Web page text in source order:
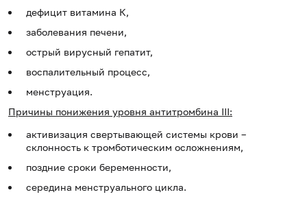
дефицит витамина К,
заболевания печени,
острый вирусный гепатит,
воспалительный процесс,
менструация.
Причины понижения уровня антитромбина III:
активизация свертывающей системы крови –
склонность к тромботическим осложнениям,
поздние сроки беременности,
середина менструального цикла.